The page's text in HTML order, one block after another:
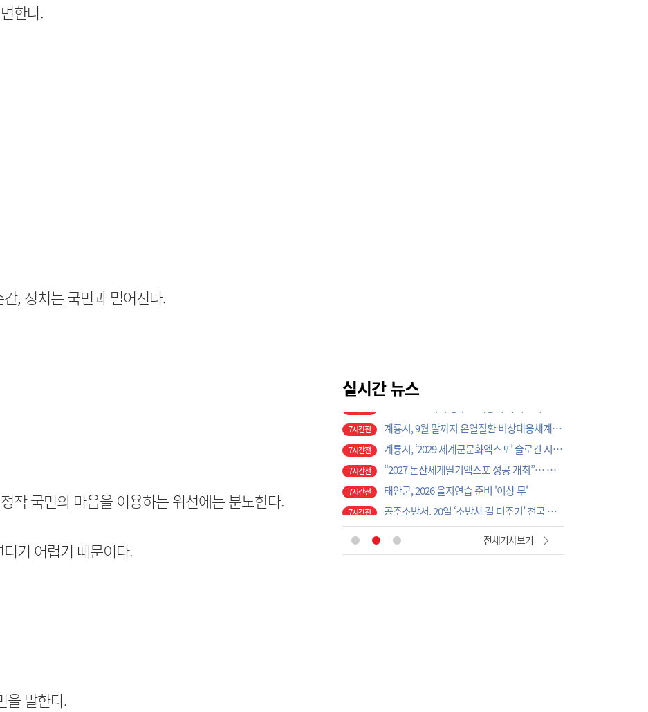
한다.
, 정치는 국민과 멀어진다.
작 국민의 마음을 이용하는 위선에는 분노한다.
기 어렵기 때문이다.
을 말한다.
실시간 뉴스
7시간전
7시간전
7시간전 “2027 논산세계딸기엑스포 성공 개최”… 지역 단체·기업 응원 열기 ‘후끈’
7시간전 태안군, 2026 을지연습 준비 '이상 무'
7시간전
7시간전
3시간전 [현장에서 만난 사람]세계 최대 반도체 공정 장비 제조 기업 ASML 한종호 매니저
4시간전 대전교육청 교육국장에 명달호… 9월 1일자 181명 인사
전체기사보기